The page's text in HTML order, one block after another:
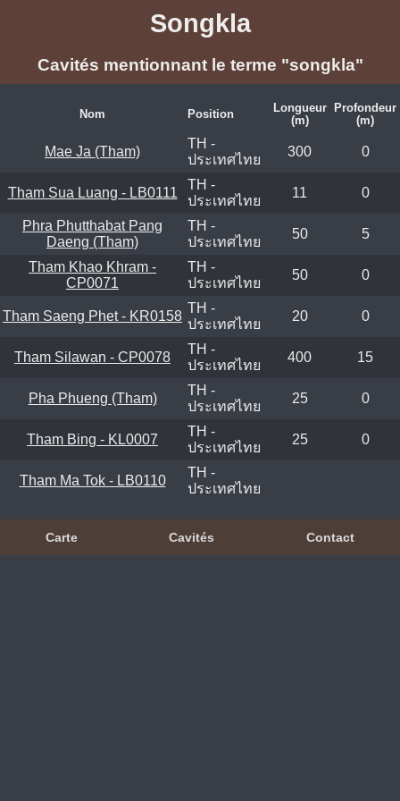
Songkla
Cavités mentionnant le terme "songkla"
Nom Position
Longueur
(m)
Profondeur
(m)
Mae Ja (Tham)
TH -
ประเทศไทย
300 0
Tham Sua Luang - LB0111
TH -
ประเทศไทย
11 0
Phra Phutthabat Pang
Daeng (Tham)
TH -
ประเทศไทย
50 5
Tham Khao Khram -
CP0071
TH -
ประเทศไทย
50 0
Tham Saeng Phet - KR0158
TH -
ประเทศไทย
20 0
Tham Silawan - CP0078
TH -
ประเทศไทย
400 15
Pha Phueng (Tham)
TH -
ประเทศไทย
25 0
Tham Bing - KL0007
TH -
ประเทศไทย
25 0
Tham Ma Tok - LB0110
TH -
ประเทศไทย
Carte Cavités Contact